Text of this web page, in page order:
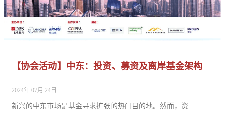
【协会活动】中东：投资、募资及离岸基金架构
2024年 07月 24日
新兴的中东市场是基金寻求扩张的热门目的地。然而，资